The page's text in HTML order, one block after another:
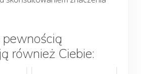
również Ciebie: